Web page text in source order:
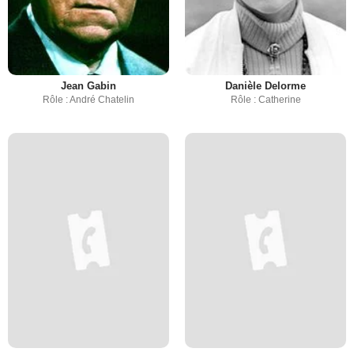
Jean Gabin
Rôle : André Chatelin
Danièle Delorme
Rôle : Catherine